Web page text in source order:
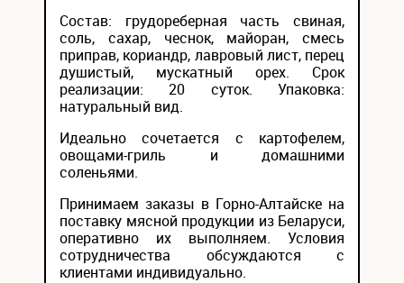
Состав: грудореберная часть свиная,
соль, сахар, чеснок, майоран, смесь
приправ, кориандр, лавровый лист, перец
душистый, мускатный орех. Срок
реализации: 20 суток. Упаковка:
натуральный вид.
Идеально сочетается с картофелем,
овощами-гриль и домашними
соленьями.
Принимаем заказы в Горно-Алтайске на
поставку мясной продукции из Беларуси,
оперативно их выполняем. Условия
сотрудничества обсуждаются с
клиентами индивидуально.